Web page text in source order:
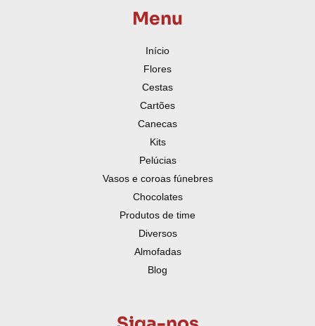
Menu
Início
Flores
Cestas
Cartões
Canecas
Kits
Pelúcias
Vasos e coroas fúnebres
Chocolates
Produtos de time
Diversos
Almofadas
Blog